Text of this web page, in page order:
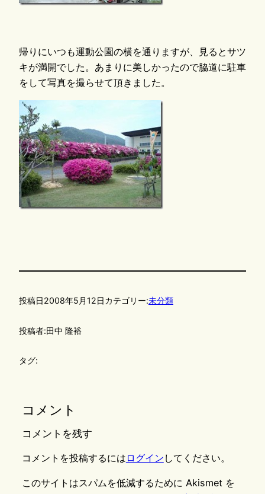
帰りにいつも運動公園の横を通りますが、見るとサツ
キが満開でした。あまりに美しかったので脇道に駐車
をして写真を撮らせて頂きました。
投稿日2008年5月12日カテゴリー:未分類
投稿者:田中 隆裕
タグ:
コメント
コメントを残す
コメントを投稿するには ログイン してください。
このサイトはスパムを低減するために Akismet を